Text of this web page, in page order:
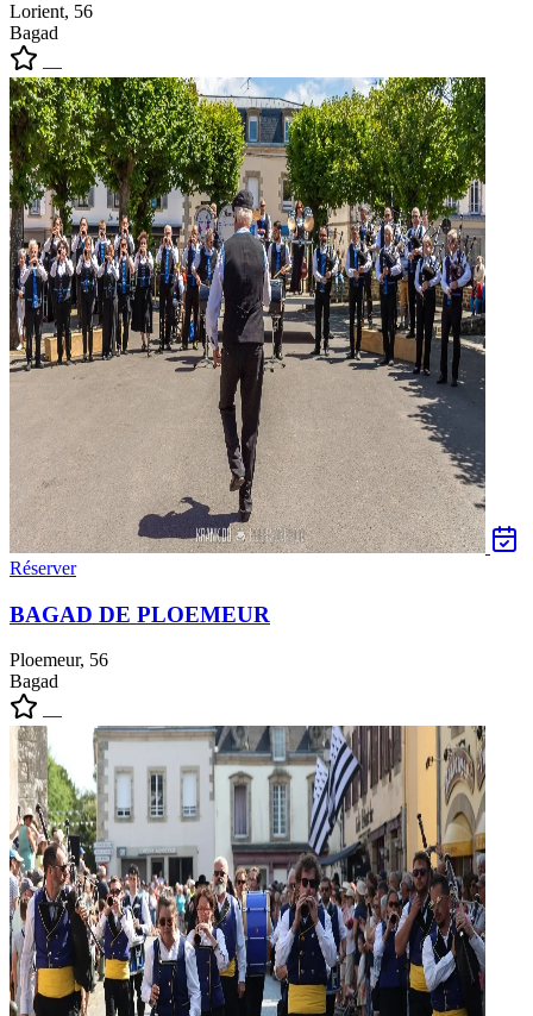
Lorient, 56
Bagad
—
Réserver
BAGAD DE PLOEMEUR
Ploemeur, 56
Bagad
—